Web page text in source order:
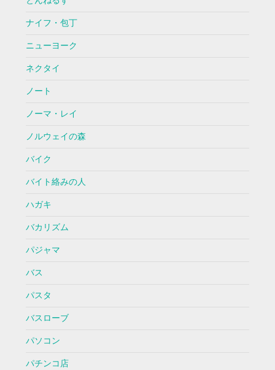
ナイフ・包丁
ニューヨーク
ネクタイ
ノート
ノーマ・レイ
ノルウェイの森
バイク
バイト絡みの人
ハガキ
バカリズム
パジャマ
バス
パスタ
バスローブ
パソコン
パチンコ店